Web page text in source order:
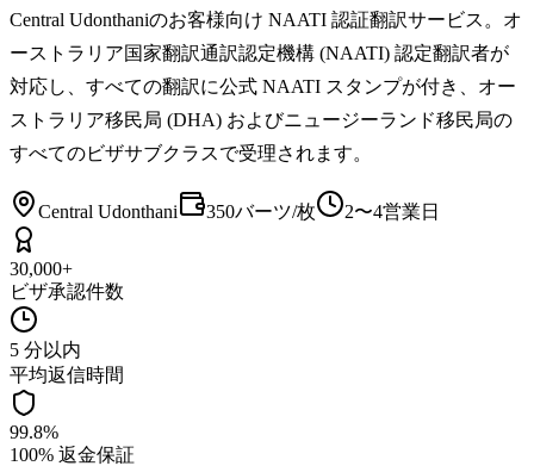
Central Udonthaniのお客様向け NAATI 認証翻訳サービス。オ
ーストラリア国家翻訳通訳認定機構 (NAATI) 認定翻訳者が
対応し、すべての翻訳に公式 NAATI スタンプが付き、オー
ストラリア移民局 (DHA) およびニュージーランド移民局の
すべてのビザサブクラスで受理されます。
Central Udonthani 350バーツ/枚 2〜4営業日
30,000+
ビザ承認件数
5 分以内
平均返信時間
99.8%
100% 返金保証